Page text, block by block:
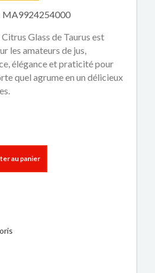
MA9924254000
Glass de Taurus est
les amateurs de jus,
élégance et praticité pour
quel agrume en un délicieux
au panier